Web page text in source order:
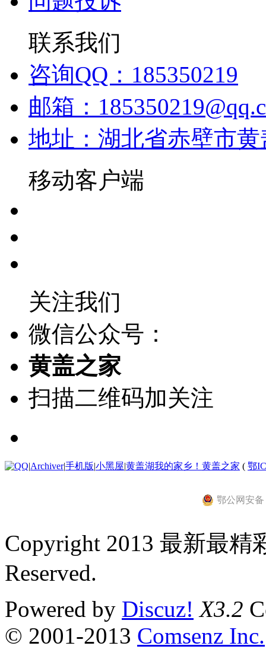
联系我们
咨询QQ：185350219
邮箱：
地址：湖北省赤壁市
移动客户端
关注我们
微信公众号：
黄盖之家
扫描二维码加关注
|Archiver|手机版|小黑屋|黄盖湖我的家乡！黄盖之家 ( 鄂
鄂公网安备
Copyright 2013 最新最
Reserved.
Powered by Discuz! X3.2
© 2001-2013 Comsenz Inc.